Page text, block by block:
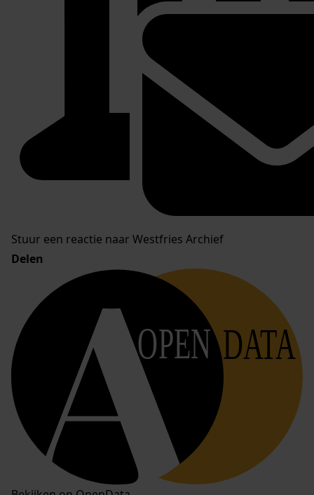
Stuur een reactie naar Westfries Archief
Delen
OPEN DATA